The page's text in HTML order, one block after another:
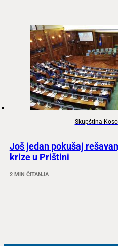
Skupština
Još jedan pokušaj
krize u Prištini
2 MIN ČITANJA